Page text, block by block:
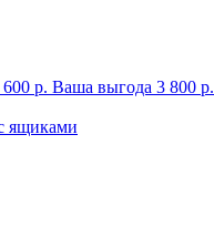
600 р. Ваша выгода 3 800 р.
ящиками